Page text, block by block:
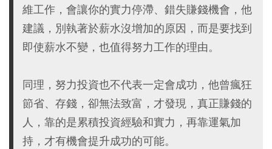
維工作，會讓你的實力停滯、錯失賺錢機會，他
建議，別執著於薪水沒增加的原因，而是要找到
即使薪水不變，也值得努力工作的理由。
同理，努力投資也不代表一定會成功，他曾瘋狂
節省、存錢，卻無法致富，才發現，真正賺錢的
人，靠的是累積投資經驗和實力，再靠運氣加
持，才有機會提升成功的可能。